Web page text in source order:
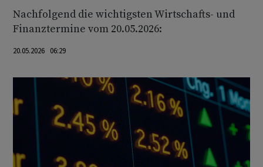
Nachfolgend die wichtigsten Wirtschafts- und
Finanztermine vom 20.05.2026:
20.05.2026 06:29